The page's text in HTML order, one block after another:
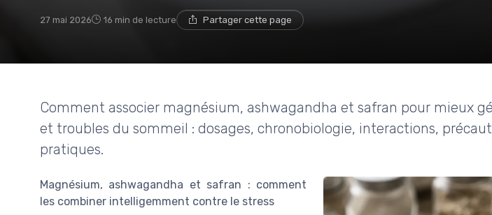
27 mai 2026 16 min de lecture Partager cette page
Comment associer magnésium, ashwagandha et safran pour mieux
et troubles du sommeil : dosages, chronobiologie, interactions,
pratiques.
Magnésium, ashwagandha et safran : comment
les combiner intelligemment contre le stress